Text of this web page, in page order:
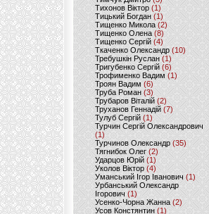
Тихонов Віктор (1)
Тицький Богдан (1)
Тищенко Микола (2)
Тищенко Олена (8)
Тищенко Сергій (4)
Ткаченко Олександр (10)
Требушкін Руслан (1)
Тригубенко Сергій(6)
Трофименко Вадим (1)
Троян Вадим (6)
Труба Роман(3)
Трубаров Віталій (2)
Труханов Геннадій (7)
Тулуб Сергій(1)
Турчин Сергій Олександрович
(1)
Турчинов Олександр(35)
Тягнибок Олег (2)
Ударцов Юрій (1)
Уколов Віктор(4)
Уманський Ігор Іванович(1)
Урбанський Олександр
Ігорович (1)
Усенко-Чорна Жанна (2)
Усов Констянтин(1)